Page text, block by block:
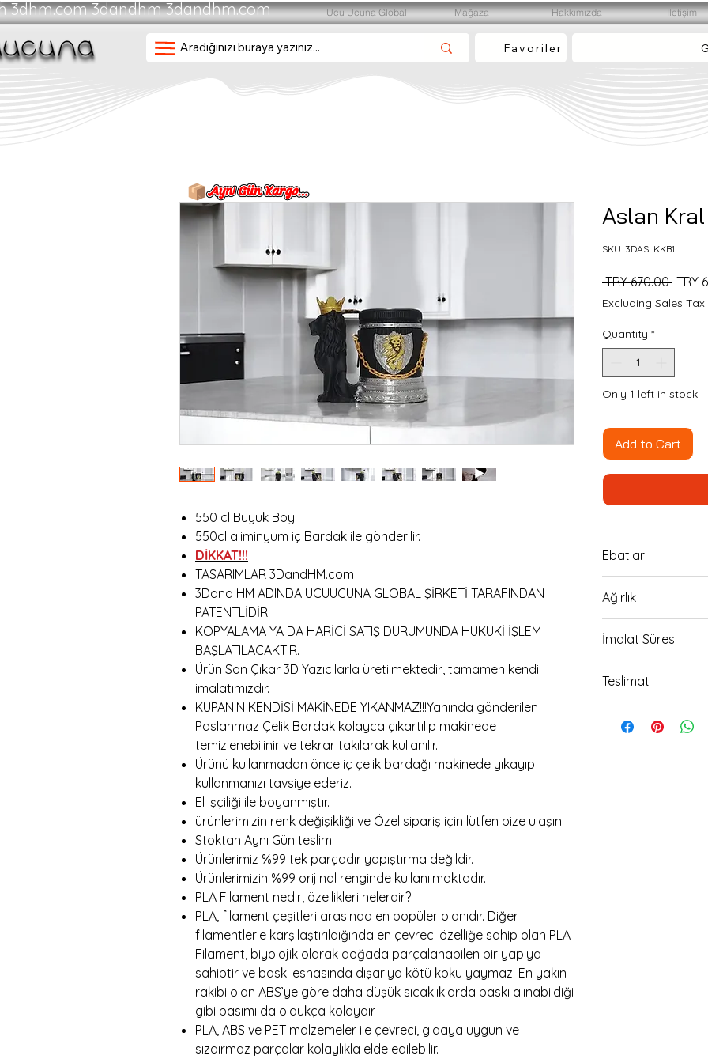
Favoriler
Ucu Ucuna Global Mağaza Hakkımızda İletişim
3dhm.com 3dandhm 3dandhm.com
550 cl Büyük Boy
550cl aliminyum iç Bardak ile gönderilir.
DİKKAT!!!
TASARIMLAR 3DandHM.com
3Dand HM ADINDA UCUUCUNA GLOBAL ŞİRKETİ TARAFINDAN
PATENTLİDİR.
KOPYALAMA YA DA HARİCİ SATIŞ DURUMUNDA HUKUKİ İŞLEM
BAŞLATILACAKTIR.
Ürün Son Çıkar 3D Yazıcılarla üretilmektedir, tamamen kendi
imalatımızdır.
KUPANIN KENDİSİ MAKİNEDE YIKANMAZ!!!Yanında gönderilen
Paslanmaz Çelik Bardak kolayca çıkartılıp makinede
temizlenebilinir ve tekrar takılarak kullanılır.
Ürünü kullanmadan önce iç çelik bardağı makinede yıkayıp
kullanmanızı tavsiye ederiz.
El işçiliği ile boyanmıştır.
ürünlerimizin renk değişikliği ve Özel sipariş için lütfen bize ulaşın.
Stoktan Aynı Gün teslim
Ürünlerimiz %99 tek parçadır yapıştırma değildir.
Ürünlerimizin %99 orijinal renginde kullanılmaktadır.
PLA Filament nedir, özellikleri nelerdir?
PLA, filament çeşitleri arasında en popüler olanıdır. Diğer
filamentlerle karşılaştırıldığında en çevreci özelliğe sahip olan PLA
Filament, biyolojik olarak doğada parçalanabilen bir yapıya
sahiptir ve baskı esnasında dışarıya kötü koku yaymaz. En yakın
rakibi olan ABS’ye göre daha düşük sıcaklıklarda baskı alınabildiği
gibi basımı da oldukça kolaydır.
PLA, ABS ve PET malzemeler ile çevreci, gıdaya uygun ve
sızdırmaz parçalar kolaylıkla elde edilebilir.
Aslan Kral
SKU: 3DASLKKB1
TRY 670.00
Price
TRY
Excluding Sales Tax
Quantity *
Only 1 left in stock
Add to Cart
Ebatlar
Ağırlık
İmalat Süresi
Teslimat